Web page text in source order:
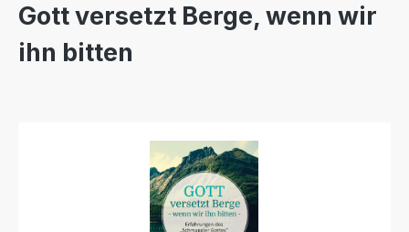
Gott versetzt Berge, wenn wir
ihn bitten